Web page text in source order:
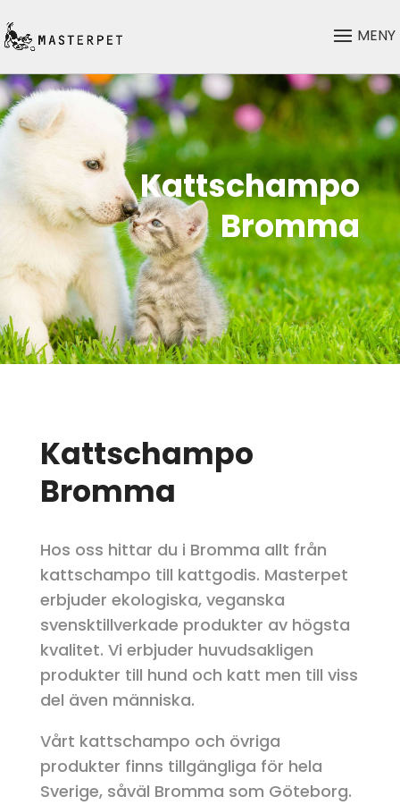
Kattschampo
Bromma
Kattschampo
Bromma
Hos oss hittar du i Bromma allt från
kattschampo till kattgodis. Masterpet
erbjuder ekologiska, veganska
svensktillverkade produkter av högsta
kvalitet. Vi erbjuder huvudsakligen
produkter till hund och katt men till viss
del även människa.
Vårt kattschampo och övriga
produkter finns tillgängliga för hela
Sverige, såväl Bromma som Göteborg.